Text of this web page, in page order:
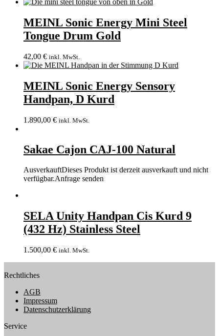
MEINL Sonic Energy Mini Steel
Tongue Drum Gold
42,00 € inkl. MwSt.
MEINL Sonic Energy Sensory
Handpan, D Kurd
1.890,00 € inkl. MwSt.
Sakae Cajon CAJ-100 Natural
AusverkauftDieses Produkt ist derzeit ausverkauft und nicht
verfügbar.Anfrage senden
SELA Unity Handpan Cis Kurd 9
(432 Hz) Stainless Steel
1.500,00 € inkl. MwSt.
Rechtliches
AGB
Impressum
Datenschutzerklärung
Service